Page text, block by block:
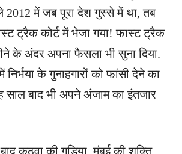
2012 में जब पूरा देश गुस्से में था, तब
ट्रैक कोर्ट में भेजा गया! फास्ट ट्रैक
के अंदर अपना फैसला भी सुना दिया.
के गुनाहगारों को फांसी देने का
बाद भी अपने अंजाम का इंतजार
कठुवा की गुडिया, मुंबई की शक्ति